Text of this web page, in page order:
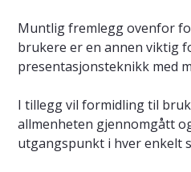
Muntlig fremlegg ovenfor
brukere er en annen viktig
presentasjonsteknikk med
I tillegg vil formidling til
allmenheten gjennomgått
utgangspunkt i hver enkelt